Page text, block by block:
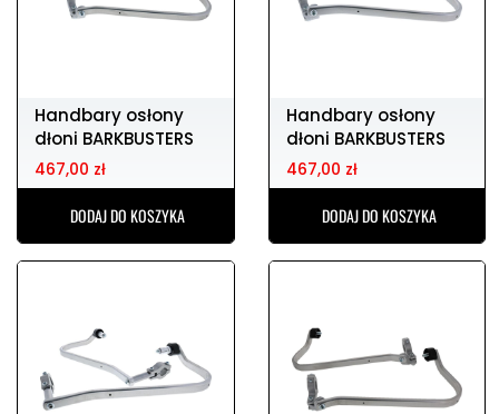
Handbary osłony
dłoni BARKBUSTERS
bhg-100-00-np
467,00 zł
DODAJ DO KOSZYKA
Handbary osłony
dłoni BARKBUSTERS
bhg-095-00-np
467,00 zł
DODAJ DO KOSZYKA